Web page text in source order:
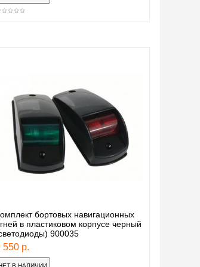
бортовых навигационных
в пластиковом корпусе черный
900035
550 р.